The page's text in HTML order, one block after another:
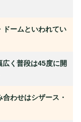
ドームといわれてい
く普段は45度に開
わせはシザース・